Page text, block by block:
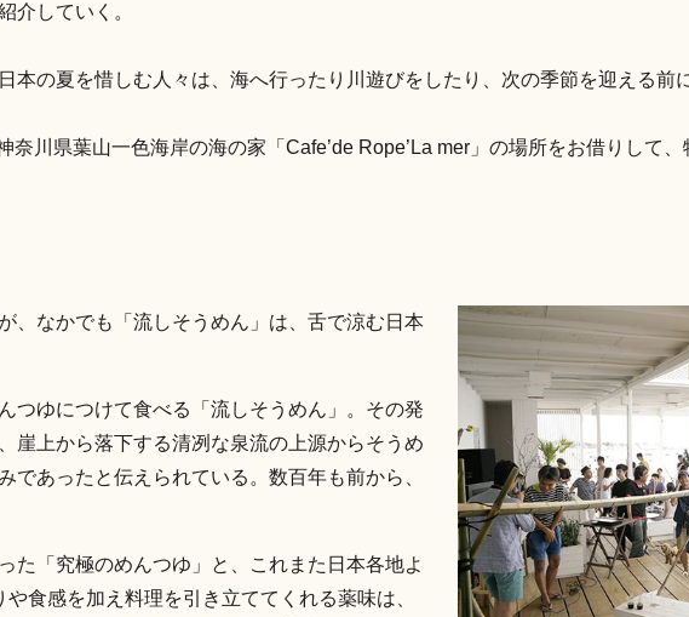
介していく。
の夏を惜しむ人々は、海へ行ったり川遊びをしたり、次の季節を迎える前
川県葉山一色海岸の海の家「Cafe’de Rope’La mer」の場所をお借りして
、なかでも「流しそうめん」は、舌で涼む日本
つゆにつけて食べる「流しそうめん」。その発
崖上から落下する清冽な泉流の上源からそうめ
あったと伝えられている。数百年も前から、
た「究極のめんつゆ」と、これまた日本各地よ
食感を加え料理を引き立ててくれる薬味は、